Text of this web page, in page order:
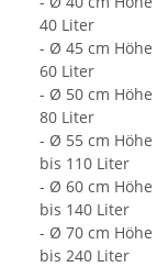
40 Liter
- Ø 45 cm
60 Liter
- Ø 50 cm
80 Liter
- Ø 55 cm
bis 110 Liter
- Ø 60 cm
bis 140 Liter
- Ø 70 cm
bis 240 Liter